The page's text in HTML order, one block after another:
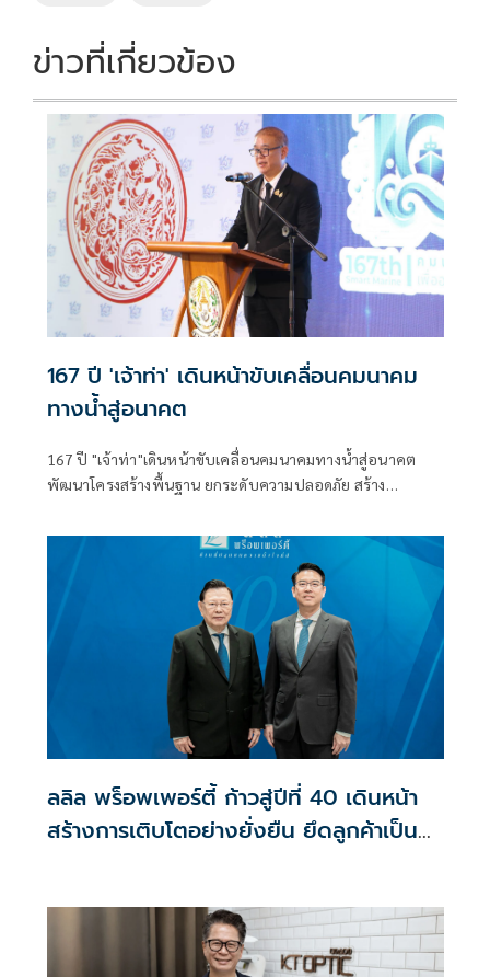
ข่าวที่เกี่ยวข้อง
167 ปี 'เจ้าท่า' เดินหน้าขับเคลื่อนคมนาคม
ทางน้ำสู่อนาคต
167 ปี "เจ้าท่า"เดินหน้าขับเคลื่อนคมนาคมทางน้ำสู่อนาคต
พัฒนาโครงสร้างพื้นฐาน ยกระดับความปลอดภัย สร้าง
ลลิล พร็อพเพอร์ตี้ ก้าวสู่ปีที่ 40 เดินหน้า
สร้างการเติบโตอย่างยั่งยืน ยึดลูกค้าเป็น